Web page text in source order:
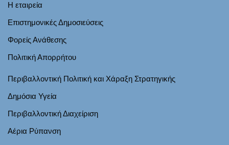
Η εταιρεία
Επιστημονικές Δημοσιεύσεις
Φορείς Ανάθεσης
Πολιτική Απορρήτου
Περιβαλλοντική Πολιτική και Χάραξη Στρατηγικής
Δημόσια Υγεία
Περιβαλλοντική Διαχείριση
Αέρια Ρύπανση